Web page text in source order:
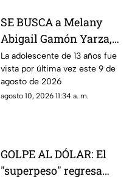
SE BUSCA a Melany
Abigail Gamón Yarza,
menor DESAPARECIDA
en Cuautla
La adolescente de 13 años fue
vista por última vez este 9 de
agosto de 2026
agosto 10, 2026 11:34 a. m.
GOLPE AL DÓLAR: El
"superpeso" regresa